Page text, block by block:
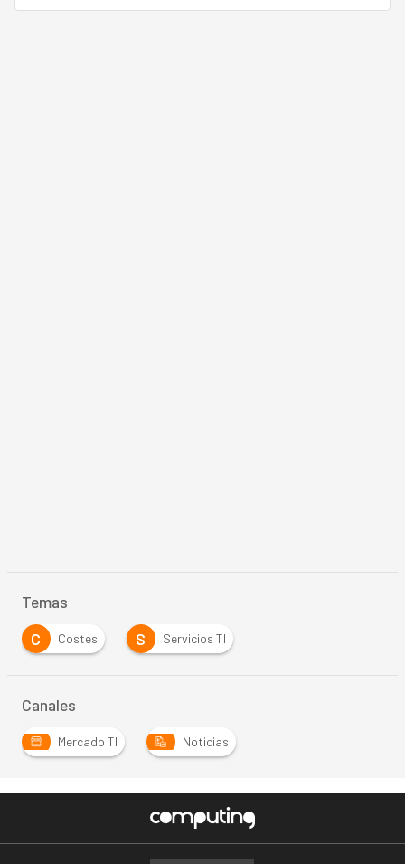
Temas
C
Costes S Servicios TI
Canales
Mercado TI Noticias